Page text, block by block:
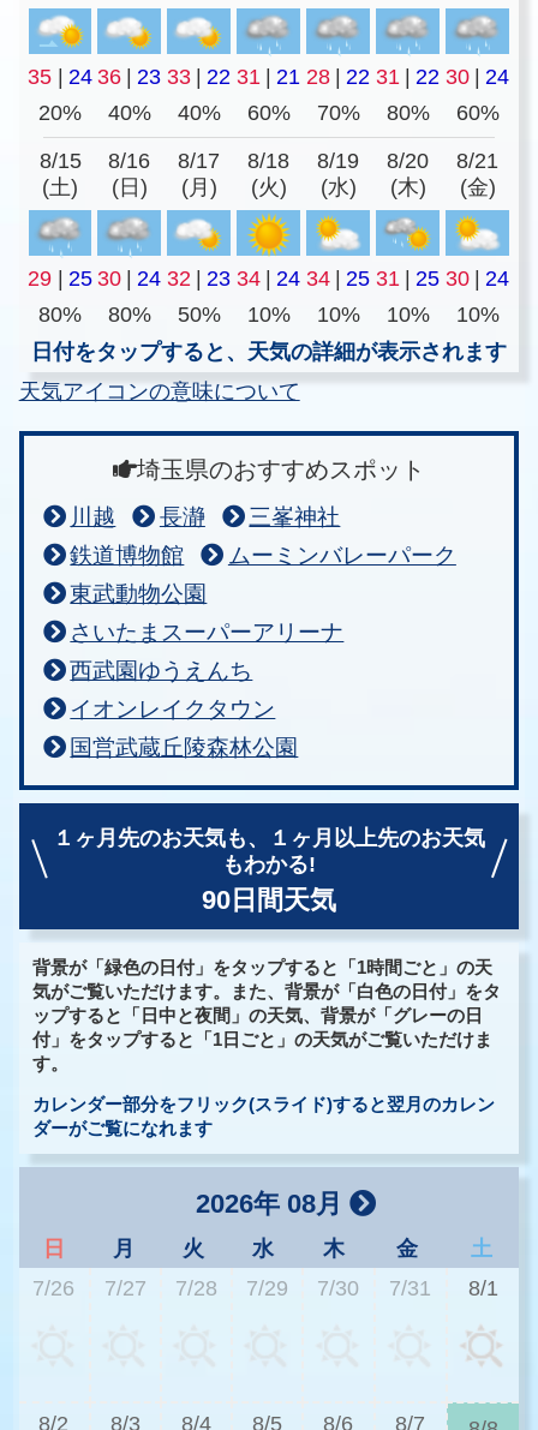
35 24 36 23 33 22 31 21 28 22 31 22 30
24
20%
40% 40% 60% 70% 80% 60%
8/15
(土)
8/16
(日)
8/17
(月)
8/18
(火)
8/19
(水)
8/20
(木)
8/21
(金)
29 25 30 24 32 23 34 24 34 25 31 25 30
24
80%
80% 50% 10% 10% 10%
10%
日付をタップすると、天気の詳細が表示されます
天気アイコンの意味について
埼玉県のおすすめスポット
川越 長瀞
三峯神社
鉄道博物館
ムーミンバレーパーク
東武動物公園
さいたまスーパーアリーナ
西武園ゆうえんち
イオンレイクタウン
国営武蔵丘陵森林公園
１ヶ月先のお天気も、
１ヶ月以上先のお天気
もわかる!
90日間天気
背景が「緑色の日付」をタップすると「1時間ごと」の天
気がご覧いただけます。また、背景が「白色の日付」をタ
ップすると「日中と夜間」の天気、背景が「グレーの日
付」をタップすると「1日ごと」の天気がご覧いただけま
す。
カレンダー部分をフリック(スライド)すると翌月のカレン
ダーがご覧になれます
2026年 08月
日 月 火 水 木 金
土
7/26
7/27 7/28 7/29 7/30 7/31 8/1
8/2 8/3 8/4 8/5 8/6 8/7